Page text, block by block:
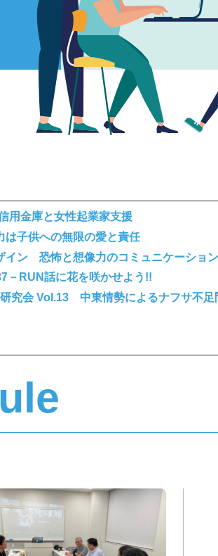
用金庫と女性起業家支援
は子供への無限の愛と責任
イン 恐怖と想像力のコミュニケーショ
－RUN話に花を咲かせよう!!
究会 Vol.13 中東情勢によるナフサ不足